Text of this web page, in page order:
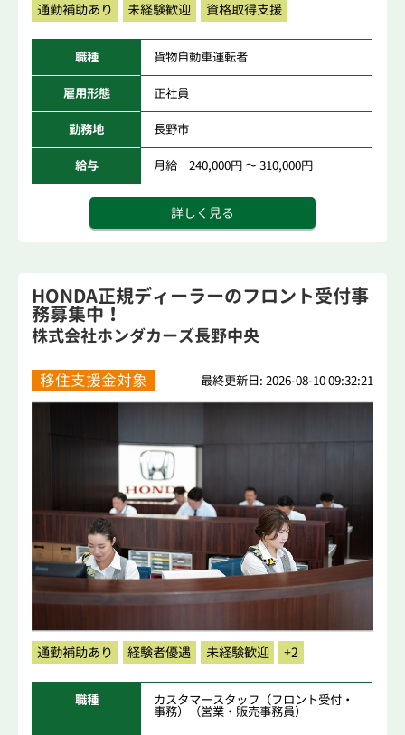
通勤補助あり 未経験歓迎 資格取得支援
職種 貨物自動車運転者
雇用形態 正社員
勤務地 長野市
給与 月給 240,000円 ～ 310,000円
詳しく見る
HONDA正規ディーラーのフロント受付事
務募集中！
株式会社ホンダカーズ長野中央
移住支援金対象 最終更新日: 2026-08-10 09:32:21
通勤補助あり 経験者優遇 未経験歓迎 +2
職種 カスタマースタッフ（フロント受付・
事務）（営業・販売事務員）